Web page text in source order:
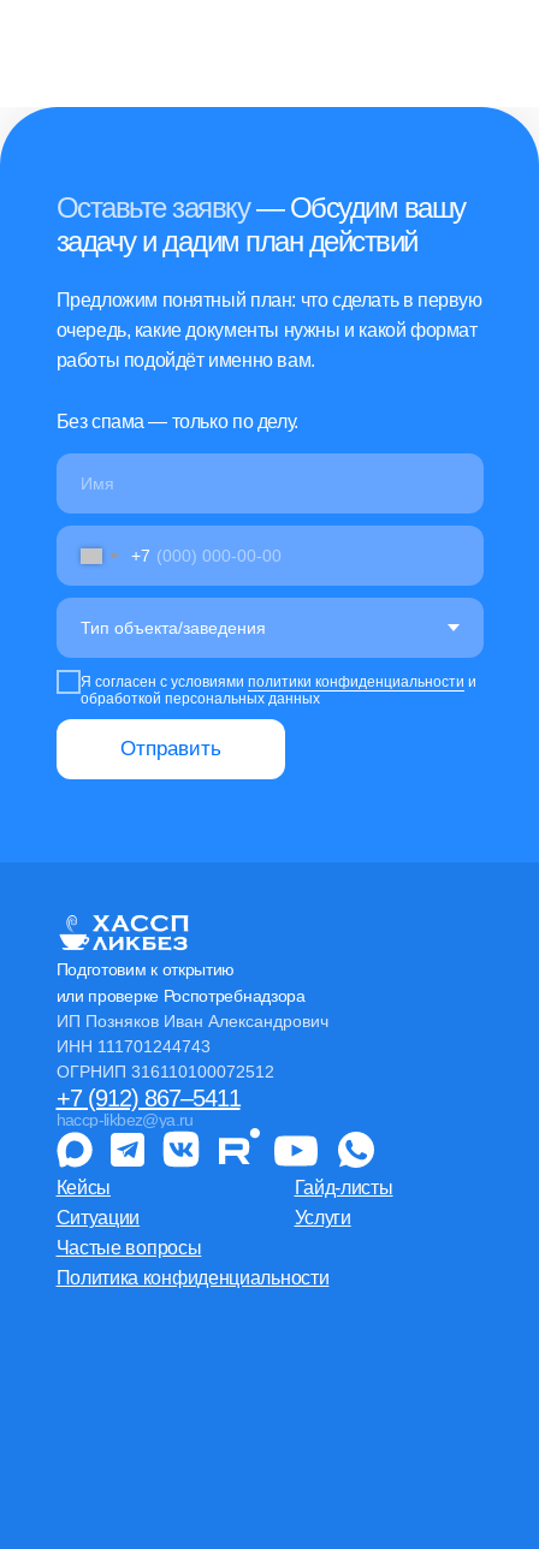
Без спама — только по делу.
Оставьте заявку— Обсудим вашу
задачу и дадим план действий
Предложим понятный план: что сделать в первую
очередь, какие документы нужны и какой формат
работы подойдёт именно вам.
+7
Я согласен с условиями политики конфиденциальности и
обработкой персональных данных
Отправить
Подготовим к открытию
или проверке Роспотребнадзора
ИП Позняков Иван Александрович
ИНН 111701244743
ОГРНИП 316110100072512
+7 (912) 867–5411
haccp-likbez@ya.ru
Кейсы
Ситуации
Гайд-листы
Услуги
Частые вопросы
Политика конфиденциальности